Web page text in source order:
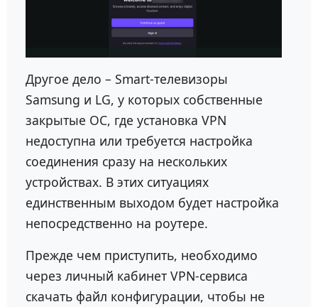
Другое дело – Smart-телевизоры
Samsung и LG, у которых собственные
закрытые ОС, где установка VPN
недоступна или требуется настройка
соединения сразу на нескольких
устройствах. В этих ситуациях
единственным выходом будет настройка
непосредственно на роутере.
Прежде чем приступить, необходимо
через личный кабинет VPN-сервиса
скачать файл конфигурации, чтобы не